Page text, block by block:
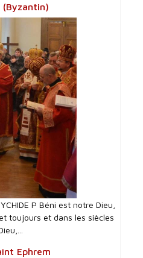
(Byzantin)
P Béni est notre Dieu,
toujours et dans les siècles
Ephrem